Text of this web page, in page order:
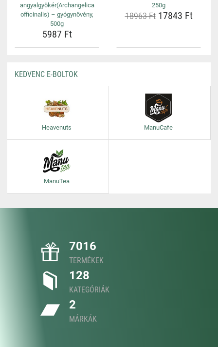
angyalgyökér(Archangelica
officinalis) – gyógynövény,
500g
5987 Ft
250g
18963 Ft17843 Ft
KEDVENC E-BOLTOK
Heavenuts ManuCafe
ManuTea
7016
TERMÉKEK
128
KATEGÓRIÁK
2
MÁRKÁK